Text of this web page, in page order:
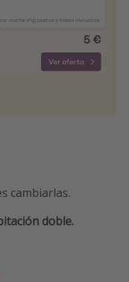
cambiarlas.
doble.